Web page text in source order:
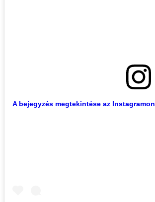
A bejegyzés megtekintése az Instagramon